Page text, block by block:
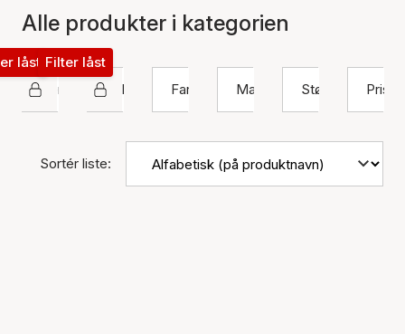
Alle produkter i kategorien
Pernille Corydon
låst
Ankelkæde
Filter låst
Farve
Materiale Størrelse Pris
Sortér liste: